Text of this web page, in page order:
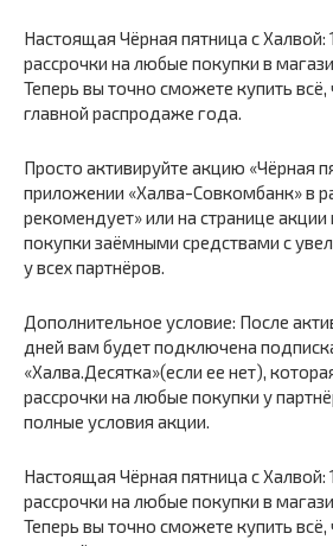
Настоящая Чёрная пятница с
рассрочки на любые покупки в
Теперь вы точно сможете купить всё,
главной распродаже года.
Просто активируйте акцию «Чёрная
приложении «Халва-Совкомбанк» в
рекомендует» или на странице акции
покупки заёмными средствами с
у всех партнёров.
Дополнительное условие: После
дней вам будет подключена
«Халва.Десятка»(если ее нет),
рассрочки на любые покупки у
полные условия акции.
Настоящая Чёрная пятница с
рассрочки на любые покупки в
Теперь вы точно сможете купить всё,